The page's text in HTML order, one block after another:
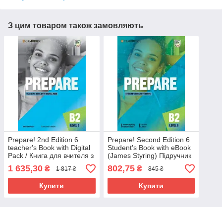
З цим товаром також замовляють
Prepare! 2nd Edition 6
teacher's Book with Digital
Pack / Книга для вчителя з
онлайн ресурсами
1 635,30 ₴ 1 817 ₴
Купити
Prepare! Second Edition 6
Student's Book with eBook
(James Styring) Підручник
802,75₴ 845 ₴
Купити